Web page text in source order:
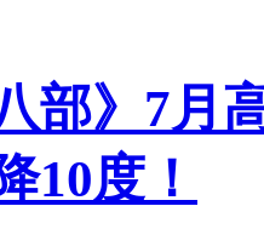
部》7月
10度！